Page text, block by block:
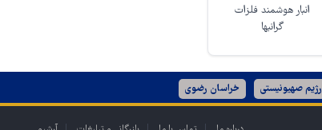
انبار هوشمند فلزات
گرانبها
رژیم صهیونیستی خراسان رضوی